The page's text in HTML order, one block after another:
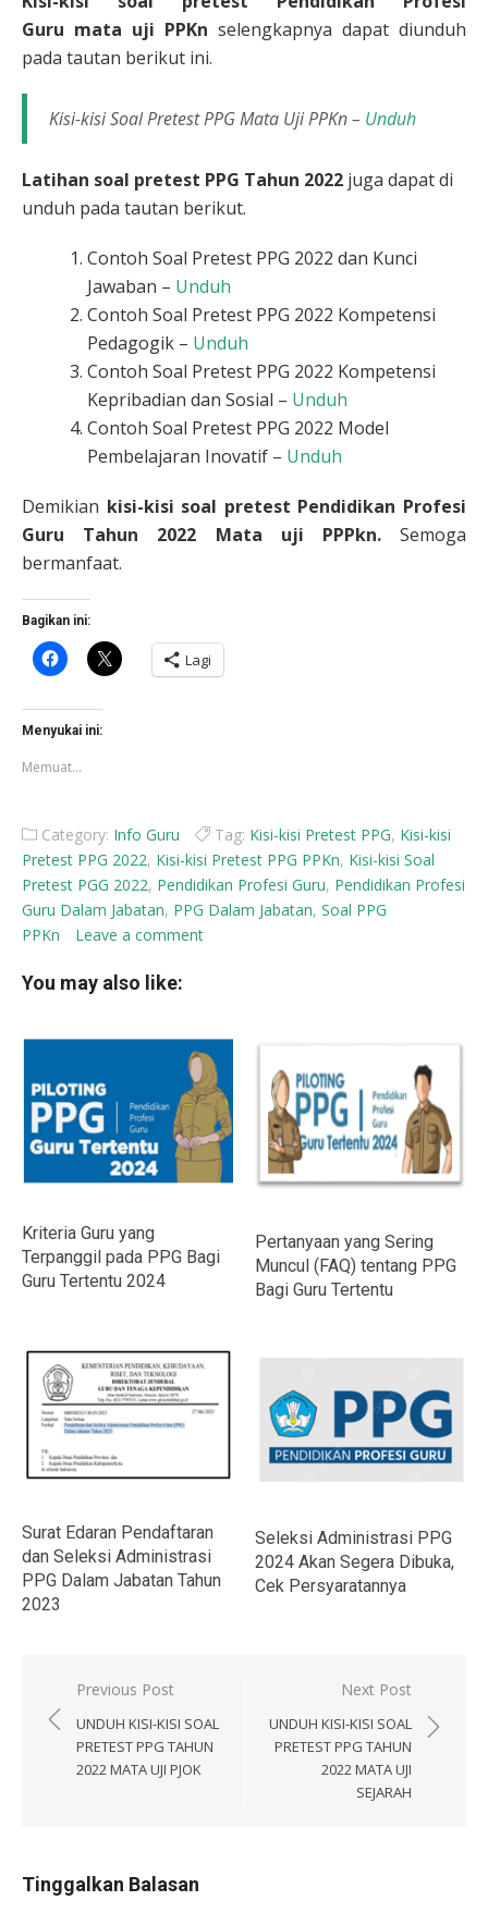
Guru mata uji PPKn selengkapnya dapat diunduh
pada tautan berikut ini.
Kisi-kisi Soal Pretest PPG Mata Uji PPKn – Unduh
Latihan soal pretest PPG Tahun 2022 juga dapat di
unduh pada tautan berikut.
Contoh Soal Pretest PPG 2022 dan Kunci
Jawaban – Unduh
Contoh Soal Pretest PPG 2022 Kompetensi
Pedagogik – Unduh
Contoh Soal Pretest PPG 2022 Kompetensi
Kepribadian dan Sosial – Unduh
Contoh Soal Pretest PPG 2022 Model
Pembelajaran Inovatif – Unduh
Demikian kisi-kisi soal pretest Pendidikan Profesi
Guru Tahun 2022 Mata uji PPPkn. Semoga
bermanfaat.
Bagikan ini:
Klik
untuk
Facebook(Membuka
di
jendela
baru)
Klik
untuk
berbagi
Lagi
Menyukai ini:
Memuat...
Category: Info Guru Tag: Kisi-kisi Pretest PPG, Kisi-kisi
Pretest PPG 2022, Kisi-kisi Pretest PPG PPKn, Kisi-kisi Soal
Pretest PGG 2022, Pendidikan Profesi Guru, Pendidikan Profesi
Guru Dalam Jabatan, PPG Dalam Jabatan, Soal PPG
PPKn
Leave a comment
You may also like:
Kriteria Guru yang
Terpanggil pada PPG Bagi
Guru Tertentu 2024
Pertanyaan yang Sering
Muncul (FAQ) tentang PPG
Bagi Guru Tertentu
Surat Edaran Pendaftaran
dan Seleksi Administrasi
PPG Dalam Jabatan Tahun
2023
Seleksi Administrasi PPG
2024 Akan Segera Dibuka,
Cek Persyaratannya
Navigasi
pos
Previous Post
UNDUH KISI-KISI SOAL
PRETEST PPG TAHUN
2022 MATA UJI PJOK
Next Post
UNDUH KISI-KISI SOAL
PRETEST PPG TAHUN
2022 MATA UJI
SEJARAH
Tinggalkan Balasan